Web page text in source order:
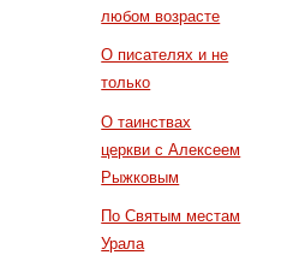
любом возрасте
О писателях и не
только
О таинствах
церкви с Алексеем
Рыжковым
По Святым местам
Урала